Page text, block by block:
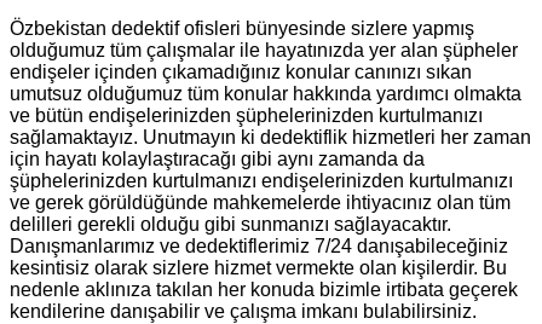
Özbekistan dedektif ofisleri bünyesinde sizlere yapmış
olduğumuz tüm çalışmalar ile hayatınızda yer alan şüpheler
endişeler içinden çıkamadığınız konular canınızı sıkan
umutsuz olduğumuz tüm konular hakkında yardımcı olmakta
ve bütün endişelerinizden şüphelerinizden kurtulmanızı
sağlamaktayız. Unutmayın ki dedektiflik hizmetleri her zaman
için hayatı kolaylaştıracağı gibi aynı zamanda da
şüphelerinizden kurtulmanızı endişelerinizden kurtulmanızı
ve gerek görüldüğünde mahkemelerde ihtiyacınız olan tüm
delilleri gerekli olduğu gibi sunmanızı sağlayacaktır.
Danışmanlarımız ve dedektiflerimiz 7/24 danışabileceğiniz
kesintisiz olarak sizlere hizmet vermekte olan kişilerdir. Bu
nedenle aklınıza takılan her konuda bizimle irtibata geçerek
kendilerine danışabilir ve çalışma imkanı bulabilirsiniz.